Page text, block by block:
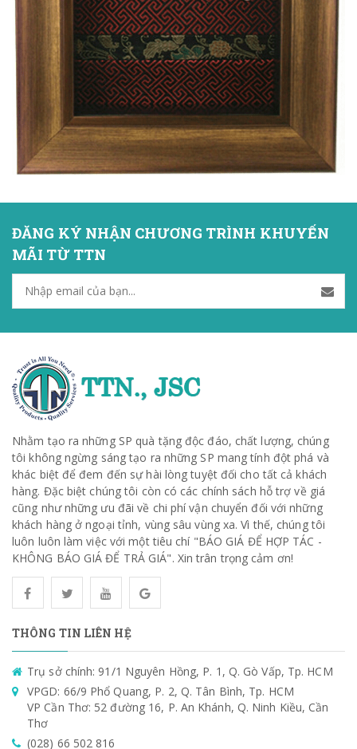
ĐĂNG KÝ NHẬN CHƯƠNG TRÌNH KHUYẾN
MÃI TỪ TTN
Nhằm tạo ra những SP quà tặng độc đáo, chất lượng, chúng
tôi không ngừng sáng tạo ra những SP mang tính đột phá và
khác biệt để đem đến sự hài lòng tuyệt đối cho tất cả khách
hàng. Đặc biệt chúng tôi còn có các chính sách hỗ trợ về giá
cũng như những ưu đãi về chi phí vận chuyển đối với những
khách hàng ở ngoại tỉnh, vùng sâu vùng xa. Vì thế, chúng tôi
luôn luôn làm việc với một tiêu chí "BÁO GIÁ ĐỂ HỢP TÁC -
KHÔNG BÁO GIÁ ĐỂ TRẢ GIÁ". Xin trân trọng cảm ơn!
THÔNG TIN LIÊN HỆ
Trụ sở chính: 91/1 Nguyên Hồng, P. 1, Q. Gò Vấp, Tp. HCM
VPGD: 66/9 Phổ Quang, P. 2, Q. Tân Bình, Tp. HCM
VP Cần Thơ: 52 đường 16, P. An Khánh, Q. Ninh Kiều, Cần
Thơ
(028) 66 502 816